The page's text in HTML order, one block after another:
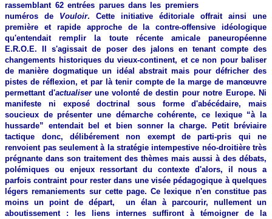
rassemblant 62 entrées parues dans les premiers
numéros de Vouloir. Cette initiative éditoriale offrait ainsi une
première et rapide approche de la contre-offensive idéologique
qu'entendait remplir la toute récente amicale paneuropéenne
E.R.O.E. Il s'agissait de poser des jalons en tenant compte des
changements historiques du vieux-continent, et ce non pour baliser
de manière dogmatique un idéal abstrait mais pour défricher des
pistes de réflexion, et par là tenir compte de la marge de manœuvre
permettant d'actualiserune volonté de destin pour notre Europe. Ni
manifeste ni exposé doctrinal sous forme d'abécédaire, mais
soucieux de présenter une démarche cohérente, ce lexique “à la
hussarde” entendait bel et bien sonner la charge. Petit bréviaire
tactique donc, délibérement non exempt de parti-pris qui ne
renvoient pas seulement à la stratégie intempestive néo-droitière très
prégnante dans son traitement des thèmes mais aussi à des débats,
polémiques ou enjeux ressortant du contexte d'alors, il nous a
parfois contraint pour rester dans une visée pédagogique à quelques
légers remaniements sur cette page. Ce lexique n'en constitue pas
moins un point de départ, un élan à parcourir, nullement un
aboutissement : les liens internes suffiront à témoigner de la